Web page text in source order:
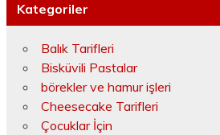
Kategoriler
Balık Tarifleri
Bisküvili Pastalar
börekler ve hamur işleri
Cheesecake Tarifleri
Çocuklar İçin